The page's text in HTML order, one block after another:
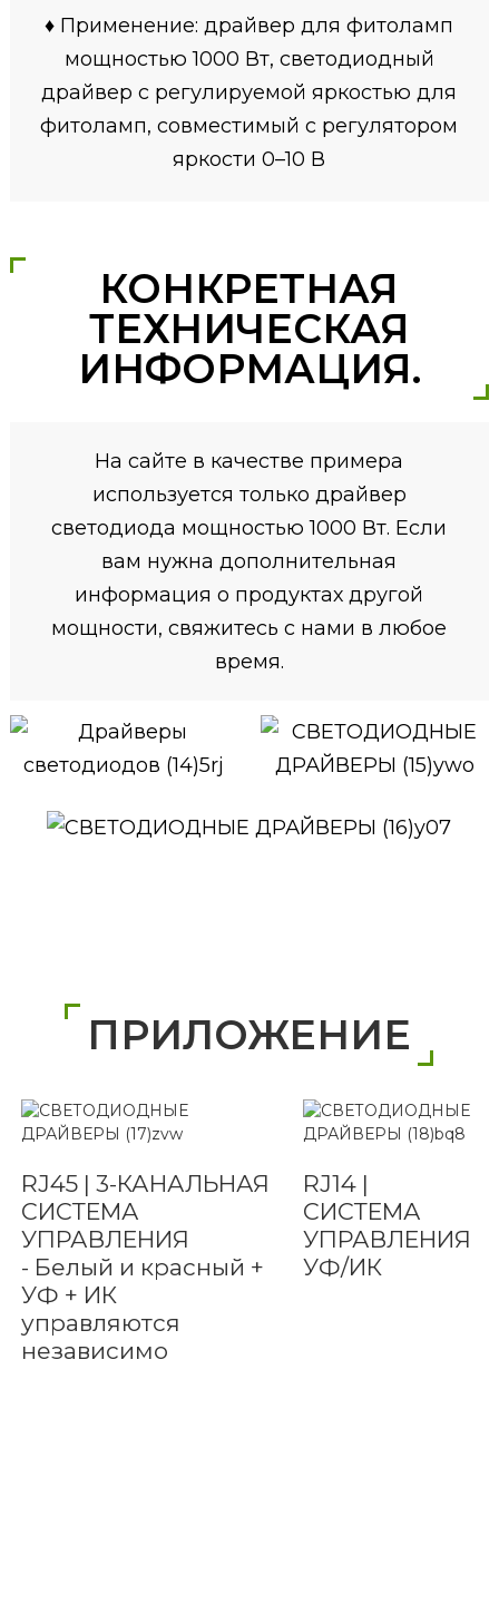
♦ Применение: драйвер для фитоламп
мощностью 1000 Вт, светодиодный
драйвер с регулируемой яркостью для
фитоламп, совместимый с регулятором
яркости 0–10 В
КОНКРЕТНАЯ
ТЕХНИЧЕСКАЯ
ИНФОРМАЦИЯ.
На сайте в качестве примера
используется только драйвер
светодиода мощностью 1000 Вт. Если
вам нужна дополнительная
информация о продуктах другой
мощности, свяжитесь с нами в любое
время.
ПРИЛОЖЕНИЕ
RJ45 | 3-КАНАЛЬНАЯ
СИСТЕМА
УПРАВЛЕНИЯ
- Белый и красный +
УФ + ИК
управляются
независимо
RJ14 |
СИСТЕМА
УПРАВЛЕНИЯ
УФ/ИК